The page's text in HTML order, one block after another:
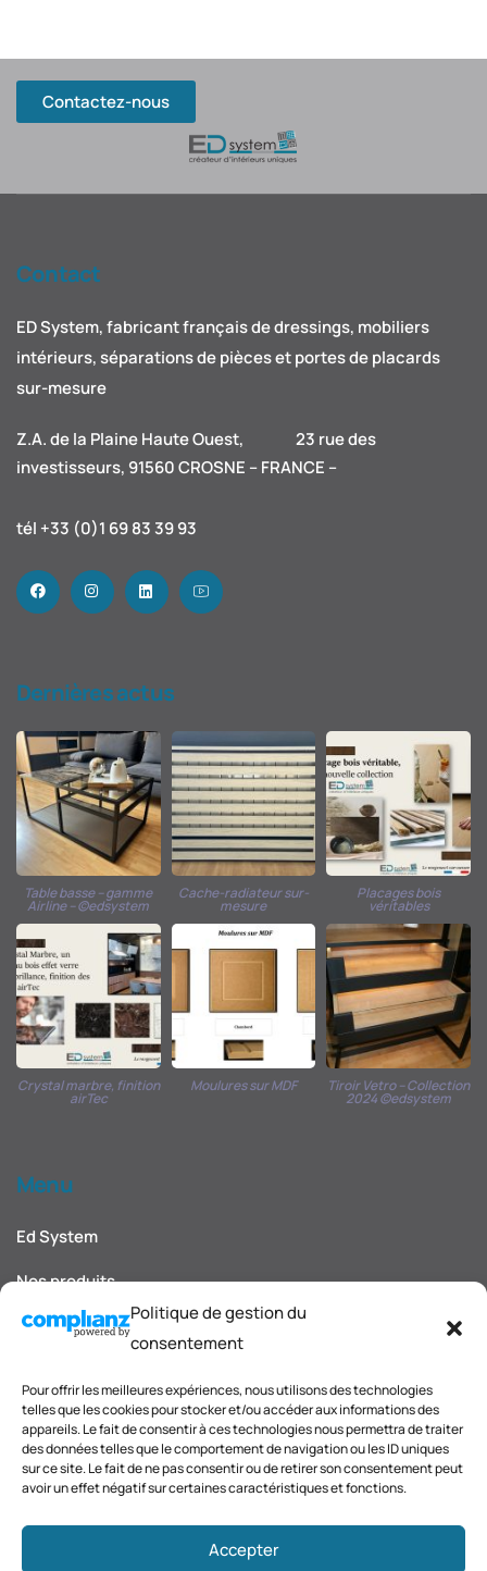
Politique de gestion du
consentement
Pour offrir les meilleures expériences, nous utilisons des technologies
telles que les cookies pour stocker et/ou accéder aux informations des
appareils. Le fait de consentir à ces technologies nous permettra de traiter
des données telles que le comportement de navigation ou les ID uniques
sur ce site. Le fait de ne pas consentir ou de retirer son consentement peut
avoir un effet négatif sur certaines caractéristiques et fonctions.
Accepter
Contactez-nous
Contact
ED System, fabricant français de dressings, mobiliers
intérieurs, séparations de pièces et portes de placards
sur-mesure
Z.A. de la Plaine Haute Ouest, 23 rue des
investisseurs, 91560 CROSNE – FRANCE –
tél +33 (0)1 69 83 39 93
Dernières actus
Table basse – gamme
Airline – ©edsystem
Cache-radiateur sur-
mesure
Placages bois
véritables
Crystal marbre, finition
airTec
Moulures sur MDF Tiroir Vetro – Collection
2024 ©edsystem
Menu
Ed System
Nos produits
Nos décors et finitions
Carnet d'inspirations
Contact